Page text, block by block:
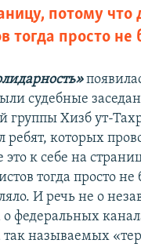
потому что
тогда просто не
судебные
группы Хизб ут-
ребят, которых
к себе на
тогда просто
И речь не о
федеральных
так называемых